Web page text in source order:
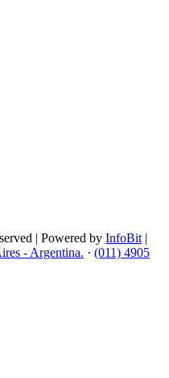
| Powered by InfoBit |
- Argentina. · (011) 4905